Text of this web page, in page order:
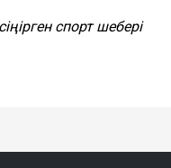
спорт шебері